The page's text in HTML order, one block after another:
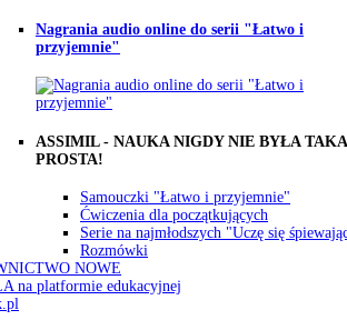
Nagrania audio online do serii "Łatwo i
przyjemnie"
ASSIMIL - NAUKA NIGDY NIE BYŁA TAKA
PROSTA!
Samouczki "Łatwo i przyjemnie"
Ćwiczenia dla początkujących
Serie na najmłodszych "Uczę się
Rozmówki
NOWE
na platformie edukacyjnej